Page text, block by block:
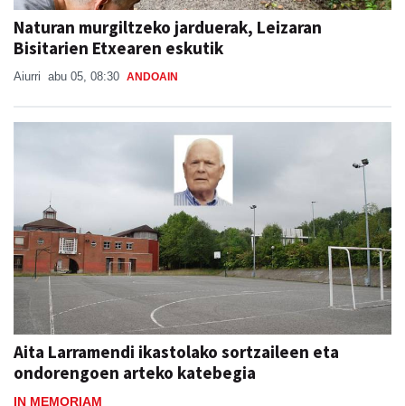
Naturan murgiltzeko jarduerak, Leizaran
Bisitarien Etxearen eskutik
Aiurri abu 05, 08:30 ANDOAIN
Aita Larramendi ikastolako sortzaileen eta
ondorengoen arteko katebegia
IN MEMORIAM